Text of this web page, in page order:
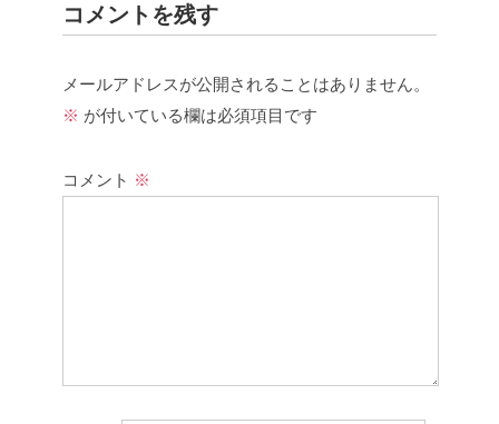
コメントを残す
メールアドレスが公開されることはありません。
※ が付いている欄は必須項目です
コメント ※